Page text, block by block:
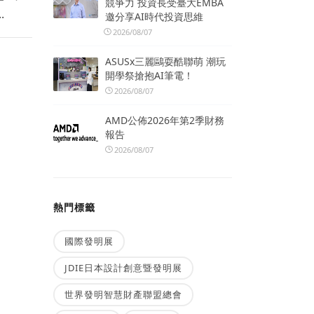
邀分享AI時代投資思維
2026/08/07
ASUSx三麗鷗耍酷聯萌 潮玩
開學祭搶抱AI筆電！
2026/08/07
AMD公佈2026年第2季財務
報告
2026/08/07
熱門標籤
國際發明展
JDIE日本設計創意暨發明展
世界發明智慧財產聯盟總會